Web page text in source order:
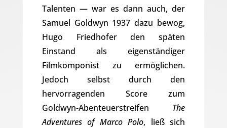
Talenten — war es dann auch, der
Samuel Goldwyn 1937 dazu bewog,
Hugo Friedhofer den späten
Einstand als eigenständiger
Filmkomponist zu ermöglichen.
Jedoch selbst durch den
hervorragenden Score zum
Goldwyn-Abenteuerstreifen The
Adventures of Marco Polo, ließ sich